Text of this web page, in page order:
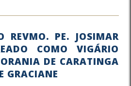
REVMO. PE. JOSIMAR
COMO VIGÁRIO
DE CARATINGA
GRACIANE